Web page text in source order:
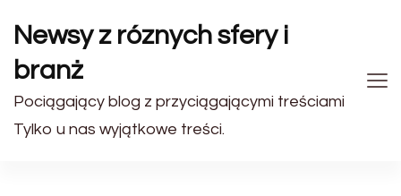
Newsy z róznych sfery i
branż
Pociągający blog z przyciągającymi treściami
Tylko u nas wyjątkowe treści.